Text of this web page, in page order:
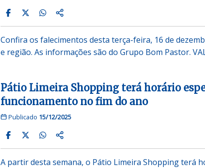
Confira os falecimentos desta terça-feira, 16 de
e região. As informações são do Grupo Bom Pastor.
Pátio Limeira Shopping terá horário
funcionamento no fim do ano
Publicado 15/12/2025
A partir desta semana, o Pátio Limeira Shopping terá